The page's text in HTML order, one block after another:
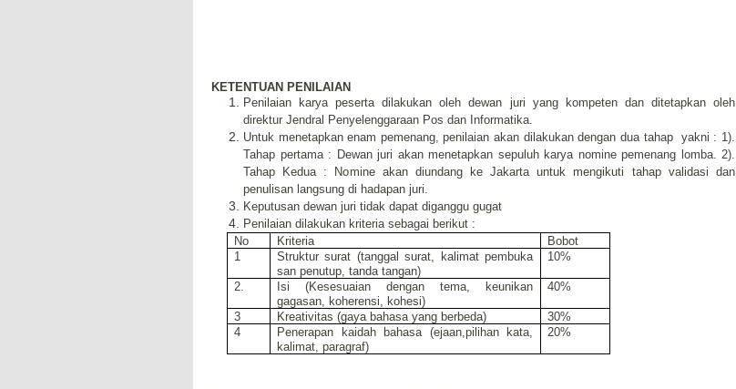
KETENTUAN PENILAIAN
Penilaian karya peserta dilakukan oleh dewan juri yang kompeten dan ditetapkan oleh
direktur Jendral Penyelenggaraan Pos dan Informatika.
Untuk menetapkan enam pemenang, penilaian akan dilakukan dengan dua tahap
yakni : 1).
Tahap pertama : Dewan juri akan menetapkan sepuluh karya nomine pemenang lomba. 2).
Tahap Kedua : Nomine akan diundang ke Jakarta untuk mengikuti tahap validasi dan
penulisan langsung di hadapan juri.
Keputusan dewan juri tidak dapat diganggu gugat
Penilaian dilakukan kriteria sebagai berikut :
No
Kriteria
Bobot
1
Struktur surat (tanggal surat, kalimat pembuka
san penutup, tanda tangan)
10%
2.
Isi (Kesesuaian dengan tema, keunikan
gagasan, koherensi, kohesi)
40%
3 Kreativitas (gaya bahasa yang berbeda)
30%
4
Penerapan kaidah bahasa (ejaan,pilihan kata,
kalimat, paragraf)
20%